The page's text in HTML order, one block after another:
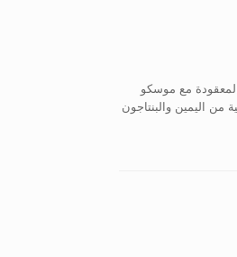
مع موسكو
من اليمين والبنتاجون